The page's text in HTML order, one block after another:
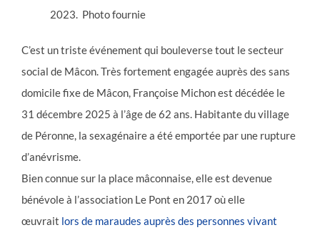
2023. Photo fournie
C’est un triste événement qui bouleverse tout le secteur
social de Mâcon. Très fortement engagée auprès des sans
domicile fixe de Mâcon, Françoise Michon est décédée le
31 décembre 2025 à l’âge de 62 ans. Habitante du village
de Péronne, la sexagénaire a été emportée par une rupture
d’anévrisme.
Bien connue sur la place mâconnaise, elle est devenue
bénévole à l’association Le Pont en 2017 où elle
œuvrait lors de maraudes auprès des personnes vivant